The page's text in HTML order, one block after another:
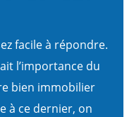
facile à répondre.
l’importance du
bien immobilier
à ce dernier, on